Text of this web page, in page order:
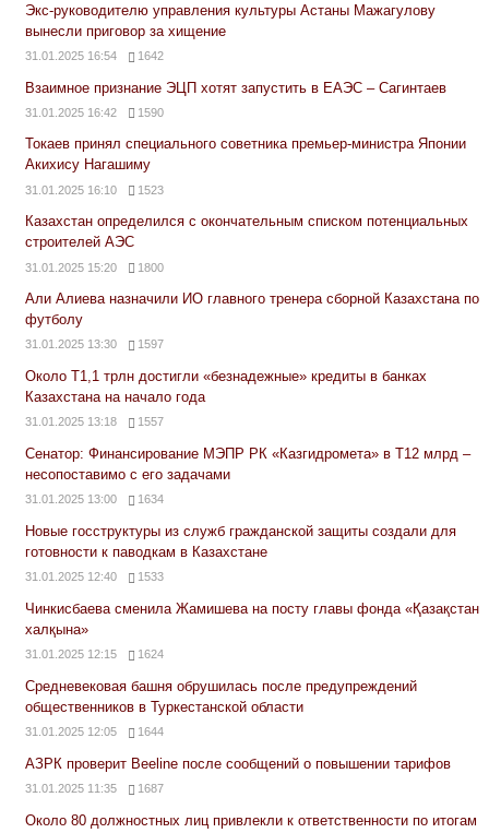
Экс-руководителю управления культуры Астаны Мажагулову
вынесли приговор за хищение
31.01.2025 16:54 1642
Взаимное признание ЭЦП хотят запустить в ЕАЭС – Сагинтаев
31.01.2025 16:42 1590
Токаев принял специального советника премьер-министра Японии
Акихису Нагашиму
31.01.2025 16:10 1523
Казахстан определился с окончательным списком потенциальных
строителей АЭС
31.01.2025 15:20 1800
Али Алиева назначили ИО главного тренера сборной Казахстана по
футболу
31.01.2025 13:30 1597
Около Т1,1 трлн достигли «безнадежные» кредиты в банках
Казахстана на начало года
31.01.2025 13:18 1557
Сенатор: Финансирование МЭПР РК «Казгидромета» в Т12 млрд –
несопоставимо с его задачами
31.01.2025 13:00 1634
Новые госструктуры из служб гражданской защиты создали для
готовности к паводкам в Казахстане
31.01.2025 12:40 1533
Чинкисбаева сменила Жамишева на посту главы фонда «Қазақстан
халқына»
31.01.2025 12:15 1624
Средневековая башня обрушилась после предупреждений
общественников в Туркестанской области
31.01.2025 12:05 1644
АЗРК проверит Beeline после сообщений о повышении тарифов
31.01.2025 11:35 1687
Около 80 должностных лиц привлекли к ответственности по итогам